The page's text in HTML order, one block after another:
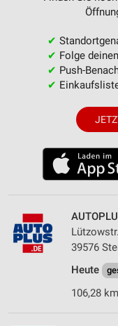
✔
✔ Folge
✔ Push-
✔
39576
Heute
106,28 km